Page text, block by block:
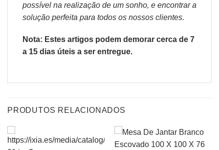
possível na realização de um sonho, e encontrar a
solução perfeita para todos os nossos clientes.
Nota: Estes artigos podem demorar cerca de 7
a 15 dias úteis a ser entregue.
PRODUTOS RELACIONADOS